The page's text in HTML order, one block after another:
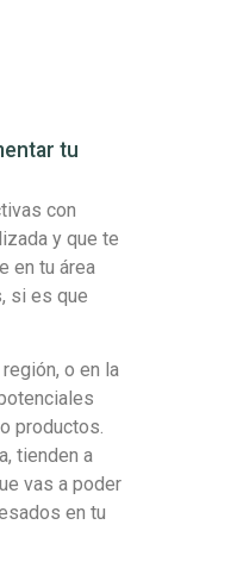
tu
con
y que te
en tu área
si es que
o en la
productos.
tienden a
vas a poder
en tu